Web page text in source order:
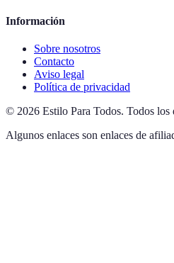
Información
Sobre nosotros
Contacto
Aviso legal
Política de privacidad
© 2026 Estilo Para Todos. Todos los
Algunos enlaces son enlaces de